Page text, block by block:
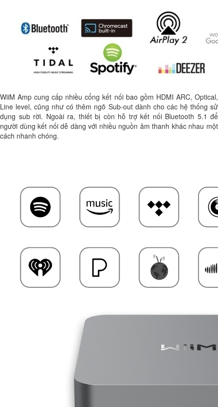
WiiM Amp cung cấp nhiều cổng kết nối bao gồm HDMI ARC, Optical,
Line level, cũng như có thêm ngõ Sub-out dành cho các hệ thống sử
dụng sub rời. Ngoài ra, thiết bị còn hỗ trợ kết nối Bluetooth 5.1 để
người dùng kết nối dễ dàng với nhiều nguồn âm thanh khác nhau một
cách nhanh chóng.